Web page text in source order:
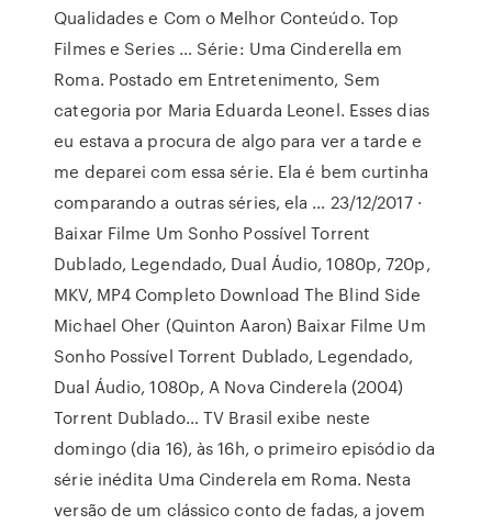
Qualidades e Com o Melhor Conteúdo. Top
Filmes e Series … Série: Uma Cinderella em
Roma. Postado em Entretenimento, Sem
categoria por Maria Eduarda Leonel. Esses dias
eu estava a procura de algo para ver a tarde e
me deparei com essa série. Ela é bem curtinha
comparando a outras séries, ela … 23/12/2017 ·
Baixar Filme Um Sonho Possível Torrent
Dublado, Legendado, Dual Áudio, 1080p, 720p,
MKV, MP4 Completo Download The Blind Side
Michael Oher (Quinton Aaron) Baixar Filme Um
Sonho Possível Torrent Dublado, Legendado,
Dual Áudio, 1080p, A Nova Cinderela (2004)
Torrent Dublado… TV Brasil exibe neste
domingo (dia 16), às 16h, o primeiro episódio da
série inédita Uma Cinderela em Roma. Nesta
versão de um clássico conto de fadas, a jovem